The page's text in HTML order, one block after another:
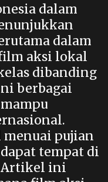
dalam
dalam
aksi lokal
dibanding
berbagai
menuai pujian
tempat di
Artikel ini